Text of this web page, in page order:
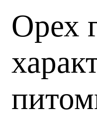
Орех